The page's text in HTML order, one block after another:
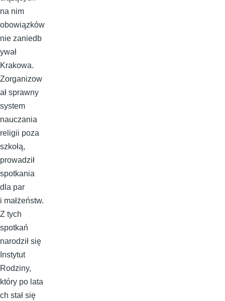
na nim
obowiązków
nie zaniedb
ywał
Krakowa.
Zorganizow
ał sprawny
system
nauczania
religii poza
szkołą,
prowadził
spotkania
dla par
i małżeństw.
Z tych
spotkań
narodził się
Instytut
Rodziny,
który po lata
ch stał się